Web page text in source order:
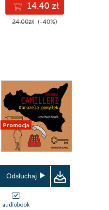
14.40 zł
24.00zł (-40%)
Promocja
Odsłuchaj
audiobook